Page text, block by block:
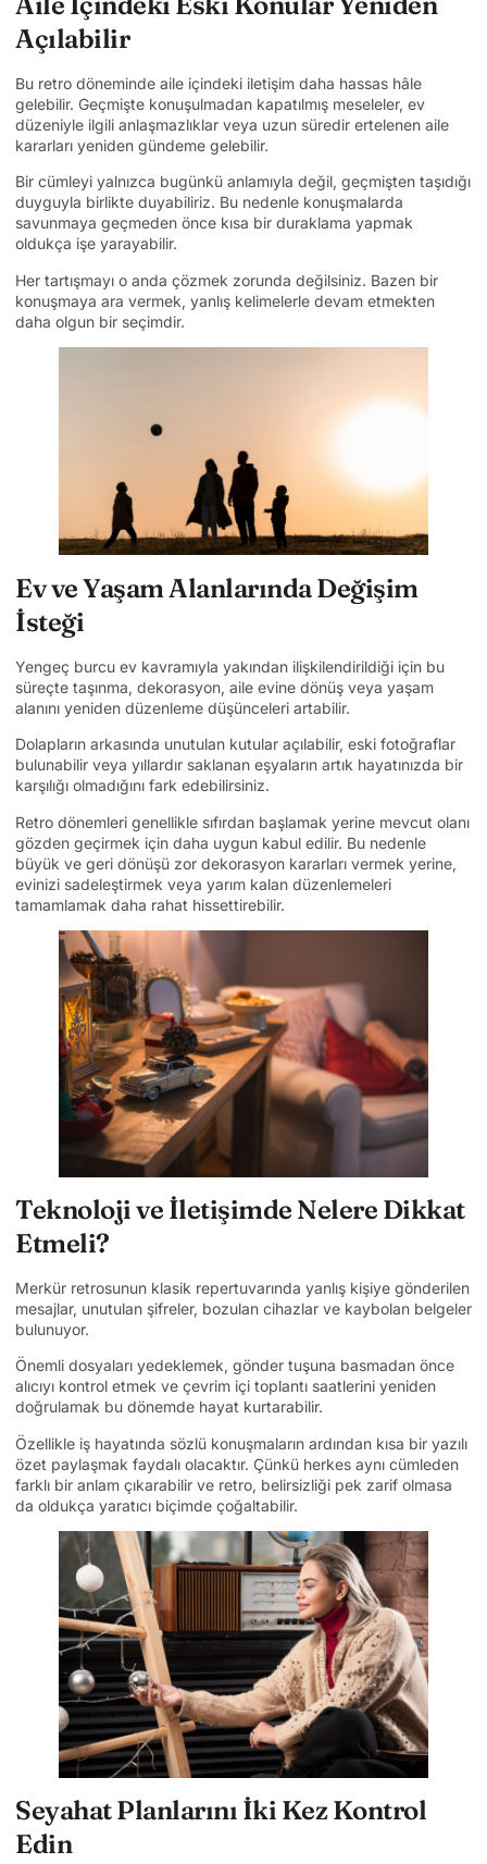
Açılabilir
Bu retro döneminde aile içindeki iletişim daha hassas hâle
gelebilir. Geçmişte konuşulmadan kapatılmış meseleler, ev
düzeniyle ilgili anlaşmazlıklar veya uzun süredir ertelenen aile
kararları yeniden gündeme gelebilir.
Bir cümleyi yalnızca bugünkü anlamıyla değil, geçmişten taşıdığı
duyguyla birlikte duyabiliriz. Bu nedenle konuşmalarda
savunmaya geçmeden önce kısa bir duraklama yapmak
oldukça işe yarayabilir.
Her tartışmayı o anda çözmek zorunda değilsiniz. Bazen bir
konuşmaya ara vermek, yanlış kelimelerle devam etmekten
daha olgun bir seçimdir.
Ev ve Yaşam Alanlarında Değişim
İsteği
Yengeç burcu ev kavramıyla yakından ilişkilendirildiği için bu
süreçte taşınma, dekorasyon, aile evine dönüş veya yaşam
alanını yeniden düzenleme düşünceleri artabilir.
Dolapların arkasında unutulan kutular açılabilir, eski fotoğraflar
bulunabilir veya yıllardır saklanan eşyaların artık hayatınızda bir
karşılığı olmadığını fark edebilirsiniz.
Retro dönemleri genellikle sıfırdan başlamak yerine mevcut olanı
gözden geçirmek için daha uygun kabul edilir. Bu nedenle
büyük ve geri dönüşü zor dekorasyon kararları vermek yerine,
evinizi sadeleştirmek veya yarım kalan düzenlemeleri
tamamlamak daha rahat hissettirebilir.
Teknoloji ve İletişimde Nelere Dikkat
Etmeli?
Merkür retrosunun klasik repertuvarında yanlış kişiye gönderilen
mesajlar, unutulan şifreler, bozulan cihazlar ve kaybolan belgeler
bulunuyor.
Önemli dosyaları yedeklemek, gönder tuşuna basmadan önce
alıcıyı kontrol etmek ve çevrim içi toplantı saatlerini yeniden
doğrulamak bu dönemde hayat kurtarabilir.
Özellikle iş hayatında sözlü konuşmaların ardından kısa bir yazılı
özet paylaşmak faydalı olacaktır. Çünkü herkes aynı cümleden
farklı bir anlam çıkarabilir ve retro, belirsizliği pek zarif olmasa
da oldukça yaratıcı biçimde çoğaltabilir.
Seyahat Planlarını İki Kez Kontrol
Edin